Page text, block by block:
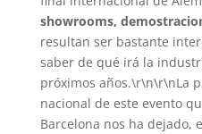
showrooms,
resultan ser bastante
saber de qué irá la
próximos años.\r\n\r\nLa
nacional de este evento
Barcelona nos ha dejado,